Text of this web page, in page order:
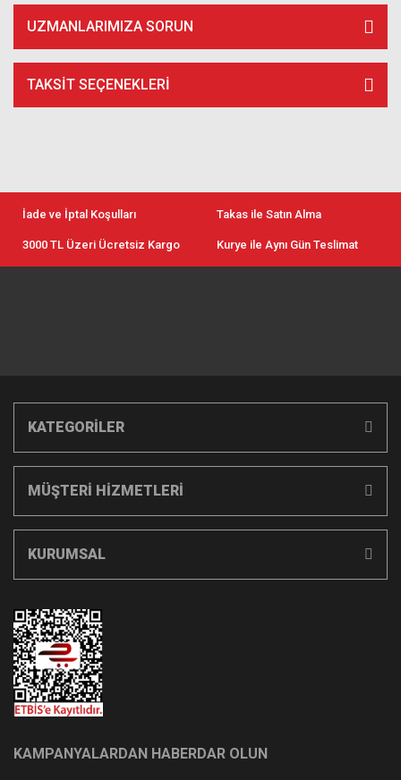
UZMANLARIMIZA SORUN
TAKSIT SEÇENEKLERI
İade ve İptal Koşulları Takas ile Satın Alma
3000 TL Üzeri Ücretsiz Kargo Kurye ile Aynı Gün Teslimat
KATEGORİLER
MÜŞTERİ HİZMETLERİ
KURUMSAL
KAMPANYALARDAN HABERDAR OLUN